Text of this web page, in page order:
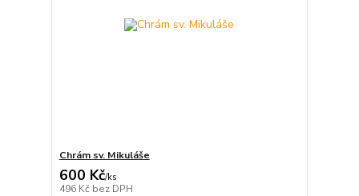
Chrám sv. Mikuláše
600 Kč/ks
496 Kč bez DPH